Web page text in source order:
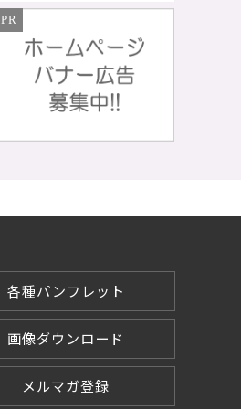
PR
各種パンフレット
画像ダウンロード
メルマガ登録